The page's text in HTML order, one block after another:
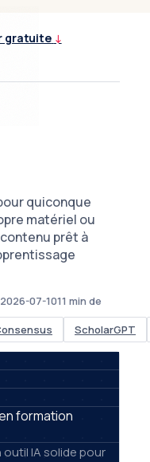
gratuite ↓
quiconque
matériel ou
prêt à
2026-07-1011 min de
ScholarGPT
formation
IA solide pour